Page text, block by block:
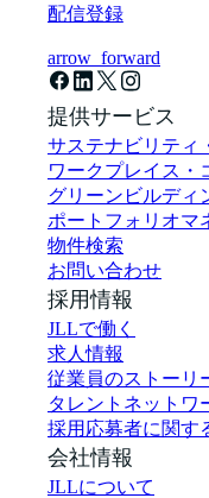
配信登録
arrow_forward
提供サービス
サステナビリティ
ワークプレイス・
グリーンビルディ
ポートフォリオマ
物件検索
お問い合わせ
採用情報
JLLで働く
求人情報
従業員のストーリ
タレントネットワ
採用応募者に関す
会社情報
JLLについて